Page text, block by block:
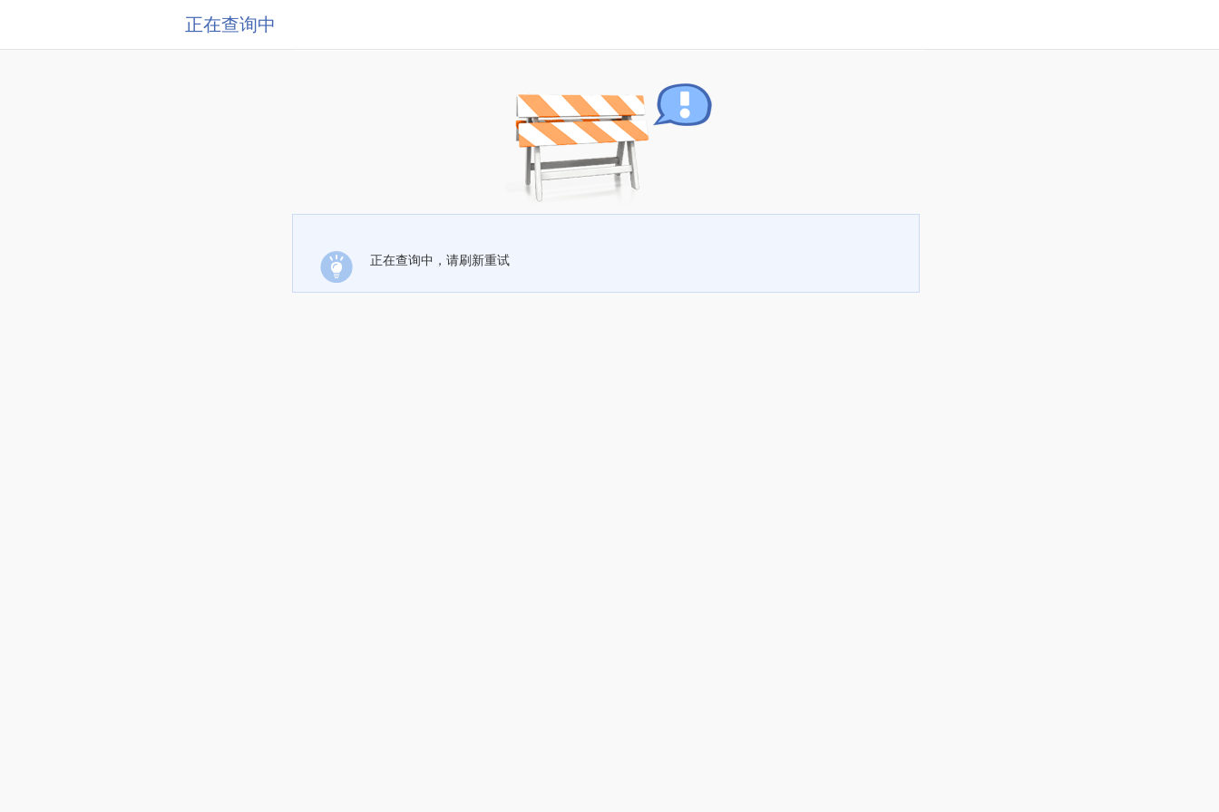
正在查询中
正在查询中，请刷新重试